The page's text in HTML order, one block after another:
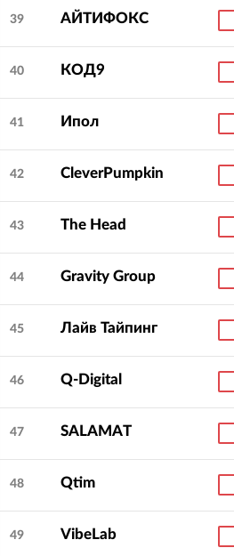
39 АЙТИФОКС
40 КОД9
41 Ипол
42 CleverPumpkin
43 The Head
44 Gravity Group
45 Лайв Тайпинг
46 Q-Digital
47 SALAMAT
48 Qtim
49 VibeLab